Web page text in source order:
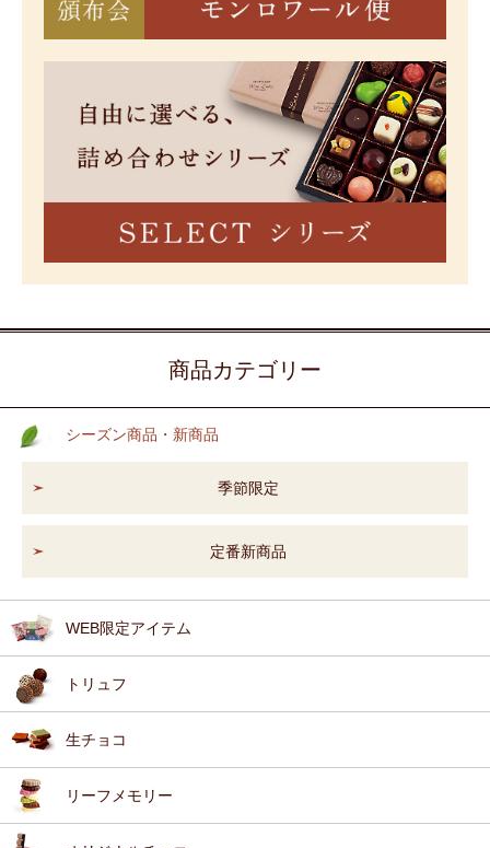
商品カテゴリー
シーズン商品・新商品
季節限定
定番新商品
WEB限定アイテム
トリュフ
生チョコ
リーフメモリー